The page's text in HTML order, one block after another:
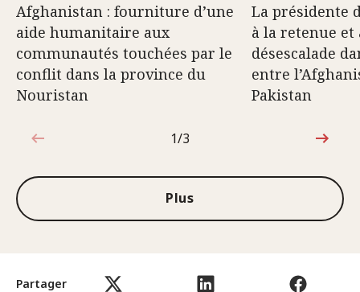
Partager
Afghanistan : fourniture d’une
aide humanitaire aux
communautés touchées par le
conflit dans la province du
Nouristan
La présidente
à la retenue et
désescalade
entre
Pakistan
1sur3
1/3
Plus